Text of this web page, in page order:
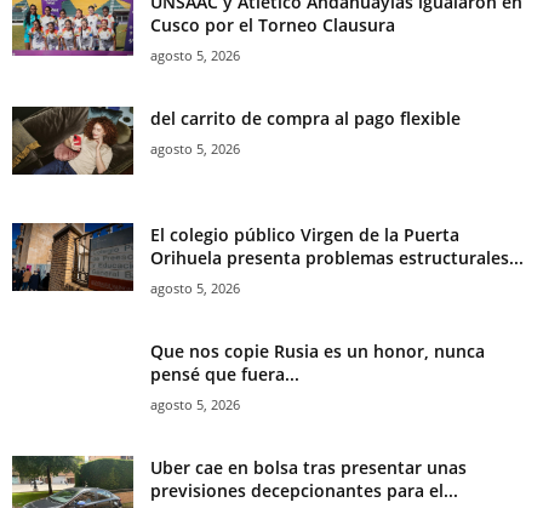
Cusco por el Torneo Clausura
agosto 5, 2026
del carrito de compra al pago flexible
agosto 5, 2026
El colegio público Virgen de la Puerta
Orihuela presenta problemas estructurales...
agosto 5, 2026
Que nos copie Rusia es un honor, nunca
pensé que fuera...
agosto 5, 2026
Uber cae en bolsa tras presentar unas
previsiones decepcionantes para el...